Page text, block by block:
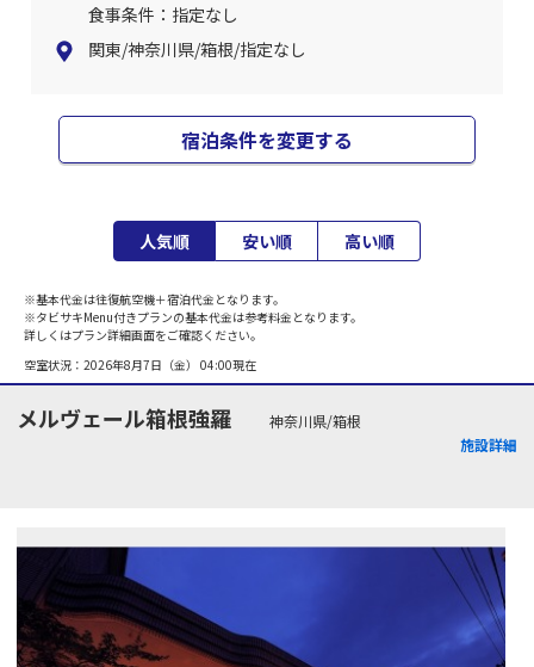
食事条件：指定なし
関東/神奈川県/箱根/指定なし
宿泊条件を変更する
人気順 安い順 高い順
※基本代金は往復航空機＋宿泊代金となります。
※タビサキMenu付きプランの基本代金は参考料金となります。
詳しくはプラン詳細画面をご確認ください。
空室状況： 2026年8月7日（金） 04:00現在
メルヴェール箱根強羅
神奈川県/箱根
施設詳細